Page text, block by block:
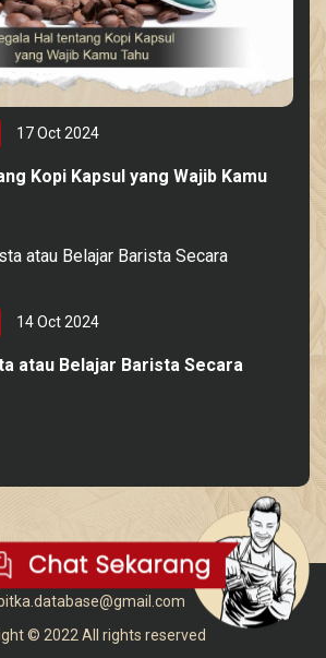
17 Oct 2024
Kopi Kapsul yang Wajib Kamu
14 Oct 2024
atau Belajar Barista Secara
© 2022 All rights reserved